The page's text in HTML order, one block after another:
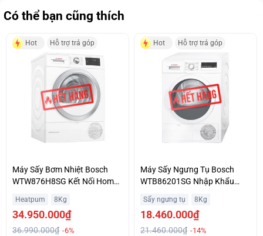
Có thể bạn cũng thích
Hot Hỗ trợ trả góp
Máy Sấy Bơm Nhiệt Bosch
WTW876H8SG Kết Nối Home
Trả Góp
Heatpum 8Kg
34.950.000₫
36.990.000₫ -6%
Hot Hỗ trợ trả góp
Máy Sấy Ngưng Tụ Bosch
WTB86201SG Nhập Khẩu
Chính Hãng Trả Góp Không
Lãi Suất
Sấy ngưng tụ 8Kg
18.460.000₫
21.460.000₫ -14%